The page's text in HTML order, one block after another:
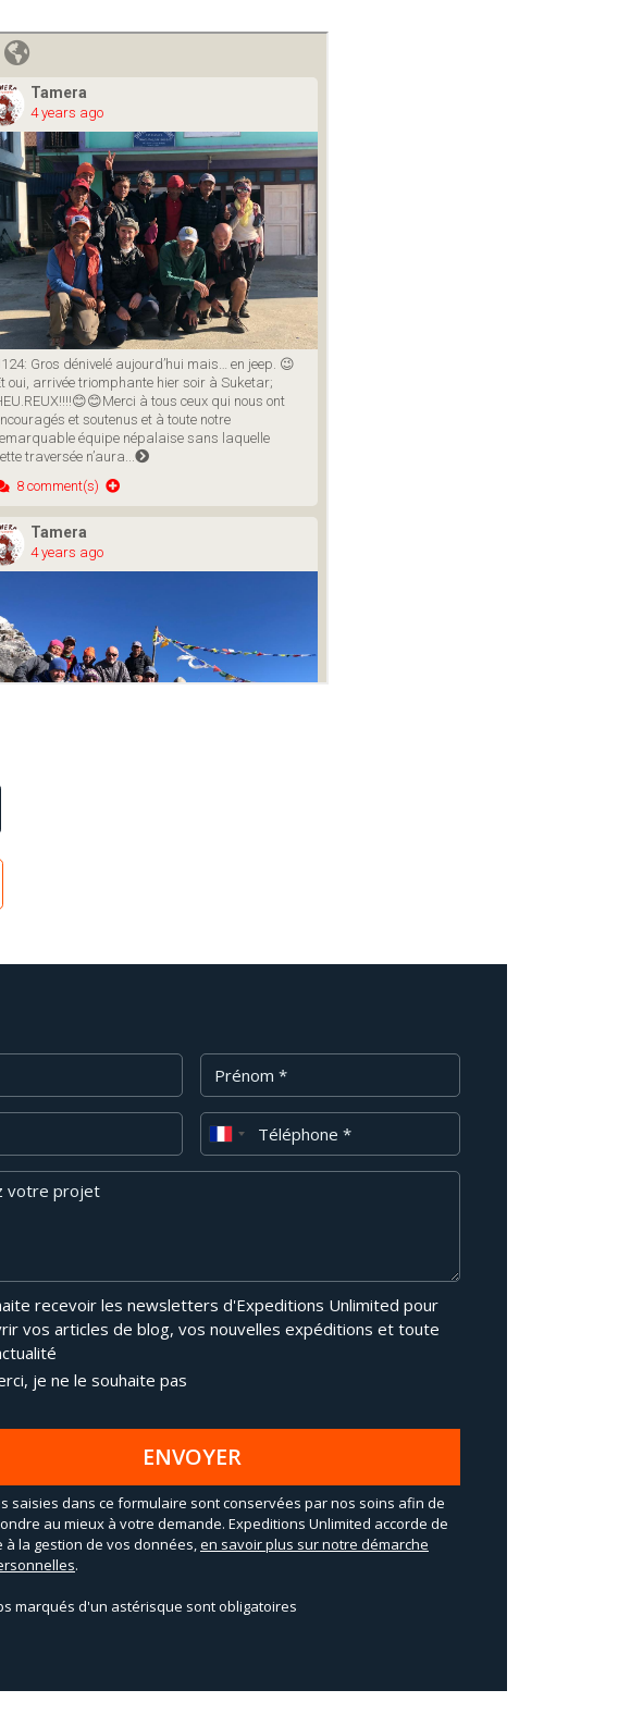
Prénom
Téléphone
recevoir les newsletters d'Expeditions Unlimited pour
vos articles de blog, vos nouvelles expéditions et toute
je ne le souhaite pas
ENVOYER
saisies dans ce formulaire sont conservées par nos soins afin de
au mieux à votre demande. Expeditions Unlimited accorde de
à la gestion de vos données,en savoir plus sur notre démarche
.
marqués d'un astérisque sont obligatoires